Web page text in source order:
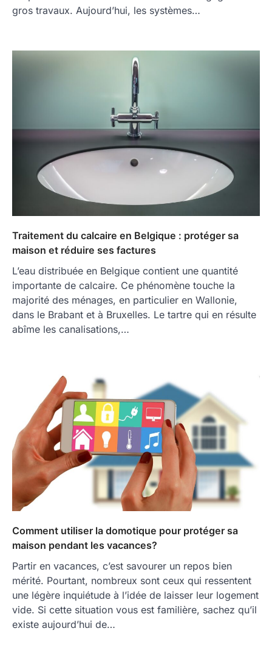
gros travaux. Aujourd’hui, les systèmes…
Traitement du calcaire en Belgique : protéger sa
maison et réduire ses factures
L’eau distribuée en Belgique contient une quantité
importante de calcaire. Ce phénomène touche la
majorité des ménages, en particulier en Wallonie,
dans le Brabant et à Bruxelles. Le tartre qui en résulte
abîme les canalisations,…
Comment utiliser la domotique pour protéger sa
maison pendant les vacances?
Partir en vacances, c’est savourer un repos bien
mérité. Pourtant, nombreux sont ceux qui ressentent
une légère inquiétude à l’idée de laisser leur logement
vide. Si cette situation vous est familière, sachez qu’il
existe aujourd’hui de…